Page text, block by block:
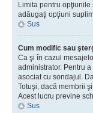
Limita pentru
adăugaţi opţiuni
Sus
Cum modific sau
Ca şi în cazul
administrator. Pentru
asociat cu sondajul.
Totuşi, dacă membrii
Acest lucru previne
Sus